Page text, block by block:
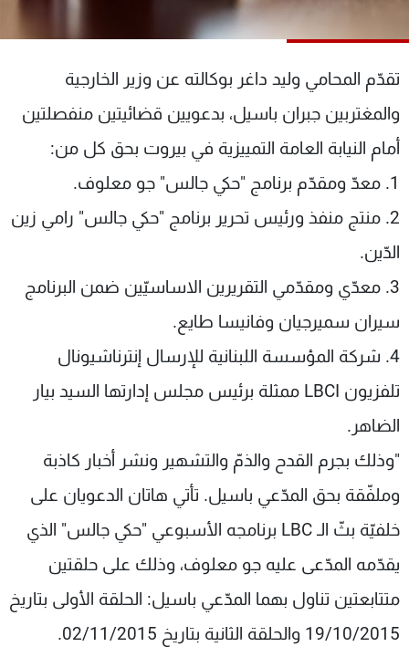
تقدّم المحامي وليد داغر بوكالته عن وزير الخارجية
والمغتربين جبران باسيل، بدعويين قضائيتين منفصلتين
أمام النيابة العامة التمييزية في بيروت بحق كل من:
1. معدّ ومقدّم برنامج "حكي جالس" جو معلوف.
2. منتج منفذ ورئيس تحرير برنامج "حكي جالس" رامي زين
الدّين.
3. معدّي ومقدّمي التقريرين الاساسيّين ضمن البرنامج
سيران سميرجيان وفانيسا طايع.
4. شركة المؤسسة اللبنانية للإرسال إنترناشيونال
تلفزيون LBCI ممثلة برئيس مجلس إدارتها السيد بيار
الضاهر.
"وذلك بجرم القدح والذمّ والتشهير ونشر أخبار كاذبة
وملفّقة بحق المدّعي باسيل. تأتي هاتان الدعويان على
خلفيّة بثّ الـ LBC برنامجه الأسبوعي "حكي جالس" الذي
يقدّمه المدّعى عليه جو معلوف، وذلك على حلقتين
متتابعتين تناول بهما المدّعي باسيل: الحلقة الأولى بتاريخ
19/10/2015 والحلقة الثانية بتاريخ 02/11/2015.
الترددات
عن MTV
الإنـتـاج
لاعلاناتكم
تواصل معنا
شروط الإسـتخدام
سياسة الخصوصية